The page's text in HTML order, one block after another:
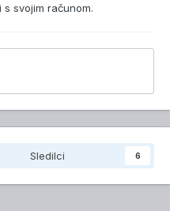
svojim računom.
Sledilci 6